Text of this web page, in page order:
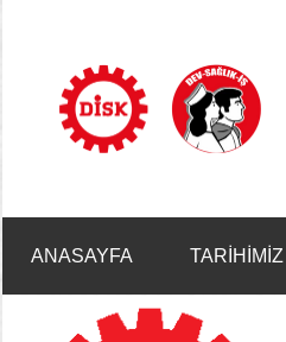
ANASAYFA TARİHİMİZ